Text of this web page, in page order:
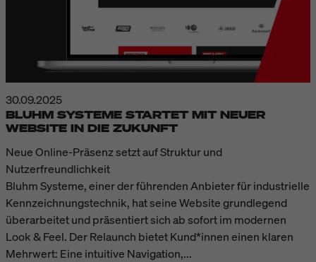
30.09.2025
BLUHM SYSTEME STARTET MIT NEUER
WEBSITE IN DIE ZUKUNFT
Neue Online-Präsenz setzt auf Struktur und
Nutzerfreundlichkeit
Bluhm Systeme, einer der führenden Anbieter für industrielle
Kennzeichnungstechnik, hat seine Website grundlegend
überarbeitet und präsentiert sich ab sofort im modernen
Look & Feel. Der Relaunch bietet Kund*innen einen klaren
Mehrwert: Eine intuitive Navigation,...